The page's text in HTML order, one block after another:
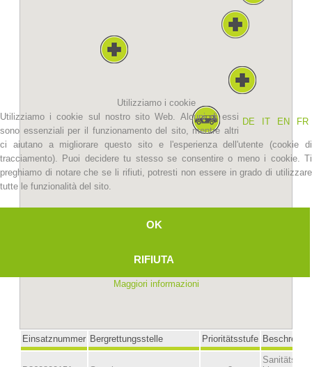
Utilizziamo i cookie
DE
IT EN FR
Utilizziamo i cookie sul nostro sito Web. Alcuni di essi
sono essenziali per il funzionamento del sito, mentre altri
ci aiutano a migliorare questo sito e l'esperienza dell'utente (cookie di
tracciamento). Puoi decidere tu stesso se consentire o meno i cookie. Ti
preghiamo di notare che se li rifiuti, potresti non essere in grado di utilizzare
tutte le funzionalità del sito.
OK
RIFIUTA
Maggiori informazioni